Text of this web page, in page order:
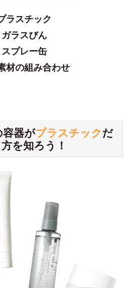
ラスチック
ガラスびん
スプレー缶
材の組み合わせ
器がプラスチックだ
を知ろう！